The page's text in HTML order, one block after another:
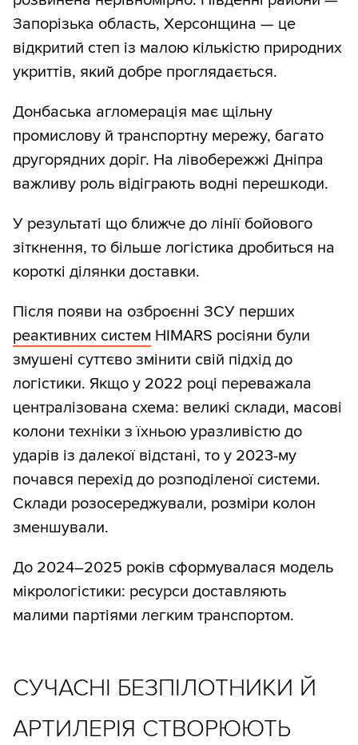
Запорізька область, Херсонщина — це
відкритий степ із малою кількістю природних
укриттів, який добре проглядається.
Донбаська агломерація має щільну
промислову й транспортну мережу, багато
другорядних доріг. На лівобережжі Дніпра
важливу роль відіграють водні перешкоди.
У результаті що ближче до лінії бойового
зіткнення, то більше логістика дробиться на
короткі ділянки доставки.
Після появи на озброєнні ЗСУ перших
реактивних систем HIMARS росіяни були
змушені суттєво змінити свій підхід до
логістики. Якщо у 2022 році переважала
централізована схема: великі склади, масові
колони техніки з їхньою уразливістю до
ударів із далекої відстані, то у 2023-му
почався перехід до розподіленої системи.
Склади розосереджували, розміри колон
зменшували.
До 2024–2025 років сформувалася модель
мікрологістики: ресурси доставляють
малими партіями легким транспортом.
СУЧАСНІ БЕЗПІЛОТНИКИ Й
АРТИЛЕРІЯ СТВОРЮЮТЬ